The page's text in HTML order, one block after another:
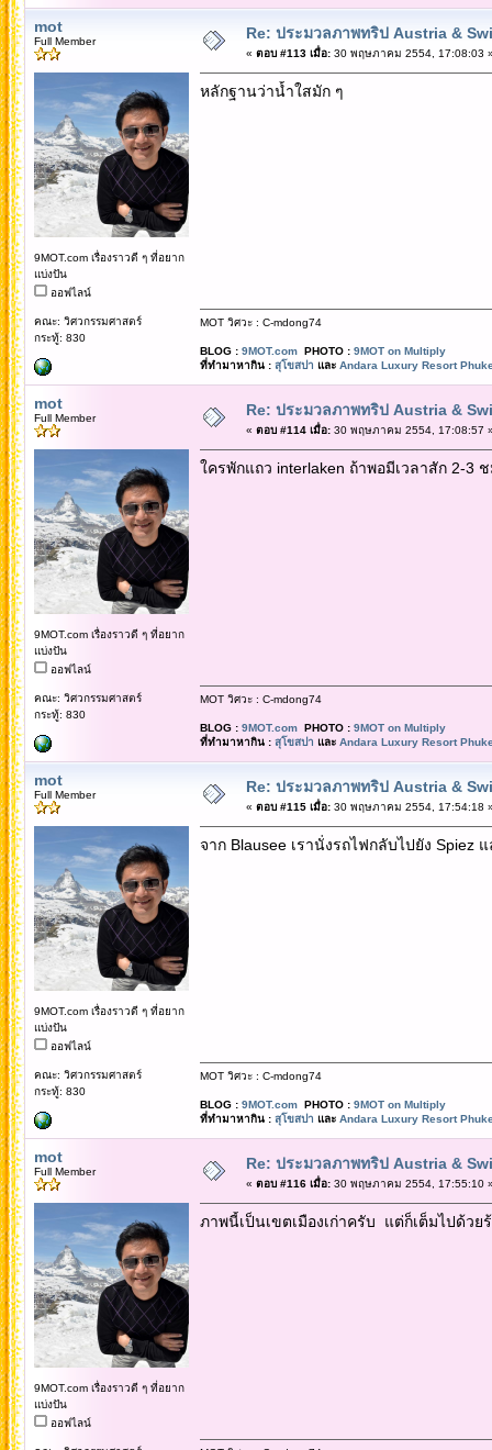
mot
Full Member
9MOT.com เรื่องราวดี ๆ ที่อยาก
แบ่งปัน
ออฟไลน์
คณะ: วิศวกรรมศาสตร์
กระทู้: 830
Re: ประมวลภาพทริป Austria &
« ตอบ #113 เมื่อ:30 พฤษภาคม 2554, 17:08:03
หลักฐานว่าน้ำใสมัก ๆ
MOT วิศวะ : C-mdong74
BLOG : 9MOT.comPHOTO : 9MOT on Multiply
ที่ทำมาหากิน : สุโขสปา และ Andara Luxury Resort
mot
Full Member
9MOT.com เรื่องราวดี ๆ ที่อยาก
แบ่งปัน
ออฟไลน์
คณะ: วิศวกรรมศาสตร์
กระทู้: 830
Re: ประมวลภาพทริป Austria &
« ตอบ #114 เมื่อ:30 พฤษภาคม 2554, 17:08:57
ใครพักแถว interlaken ถ้าพอมีเวลาสัก 2-
MOT วิศวะ : C-mdong74
BLOG : 9MOT.comPHOTO : 9MOT on Multiply
ที่ทำมาหากิน : สุโขสปา และ Andara Luxury Resort
mot
Full Member
9MOT.com เรื่องราวดี ๆ ที่อยาก
แบ่งปัน
ออฟไลน์
คณะ: วิศวกรรมศาสตร์
กระทู้: 830
Re: ประมวลภาพทริป Austria &
« ตอบ #115 เมื่อ:30 พฤษภาคม 2554, 17:54:18
จาก Blausee เรานั่งรถไฟกลับไปยัง Spiez
MOT วิศวะ : C-mdong74
BLOG : 9MOT.comPHOTO : 9MOT on Multiply
ที่ทำมาหากิน : สุโขสปา และ Andara Luxury Resort
mot
Full Member
9MOT.com เรื่องราวดี ๆ ที่อยาก
แบ่งปัน
ออฟไลน์
Re: ประมวลภาพทริป Austria &
« ตอบ #116 เมื่อ:30 พฤษภาคม 2554, 17:55:10
ภาพนี้เป็นเขตเมืองเก่าครับ แต่ก็เต็มไปด้ว